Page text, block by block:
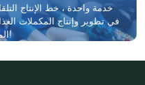
خدمة واحدة ، خط الإنتاج
في تطوير وإنتاج المكملات
المختلفة لتلبية احتياجاتك!